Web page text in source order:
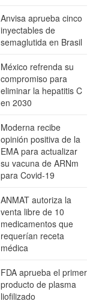
Anvisa aprueba cinco
inyectables de
semaglutida en Brasil
México refrenda su
compromiso para
eliminar la hepatitis C
en 2030
Moderna recibe
opinión positiva de la
EMA para actualizar
su vacuna de ARNm
para Covid-19
ANMAT autoriza la
venta libre de 10
medicamentos que
requerían receta
médica
FDA aprueba el primer
producto de plasma
liofilizado